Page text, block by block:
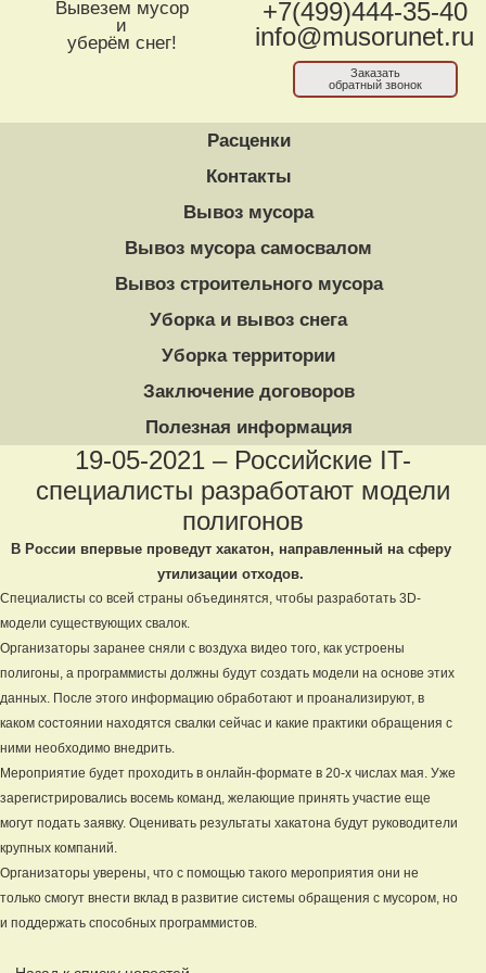
Вывезем мусор
и
уберём снег!
+7(499)444-35-40
info@musorunet.ru
Заказать
обратный звонок
Расценки
Контакты
Вывоз мусора
Вывоз мусора самосвалом
Вывоз строительного мусора
Уборка и вывоз снега
Уборка территории
Заключение договоров
Полезная информация
19-05-2021 – Российские IT-
специалисты разработают модели
полигонов
В России впервые проведут хакатон, направленный на сферу
утилизации отходов.
Специалисты со всей страны объединятся, чтобы разработать 3D-
модели существующих свалок.
Организаторы заранее сняли с воздуха видео того, как устроены
полигоны, а программисты должны будут создать модели на основе этих
данных. После этого информацию обработают и проанализируют, в
каком состоянии находятся свалки сейчас и какие практики обращения с
ними необходимо внедрить.
Мероприятие будет проходить в онлайн-формате в 20-х числах мая. Уже
зарегистрировались восемь команд, желающие принять участие еще
могут подать заявку. Оценивать результаты хакатона будут руководители
крупных компаний.
Организаторы уверены, что с помощью такого мероприятия они не
только смогут внести вклад в развитие системы обращения с мусором, но
и поддержать способных программистов.